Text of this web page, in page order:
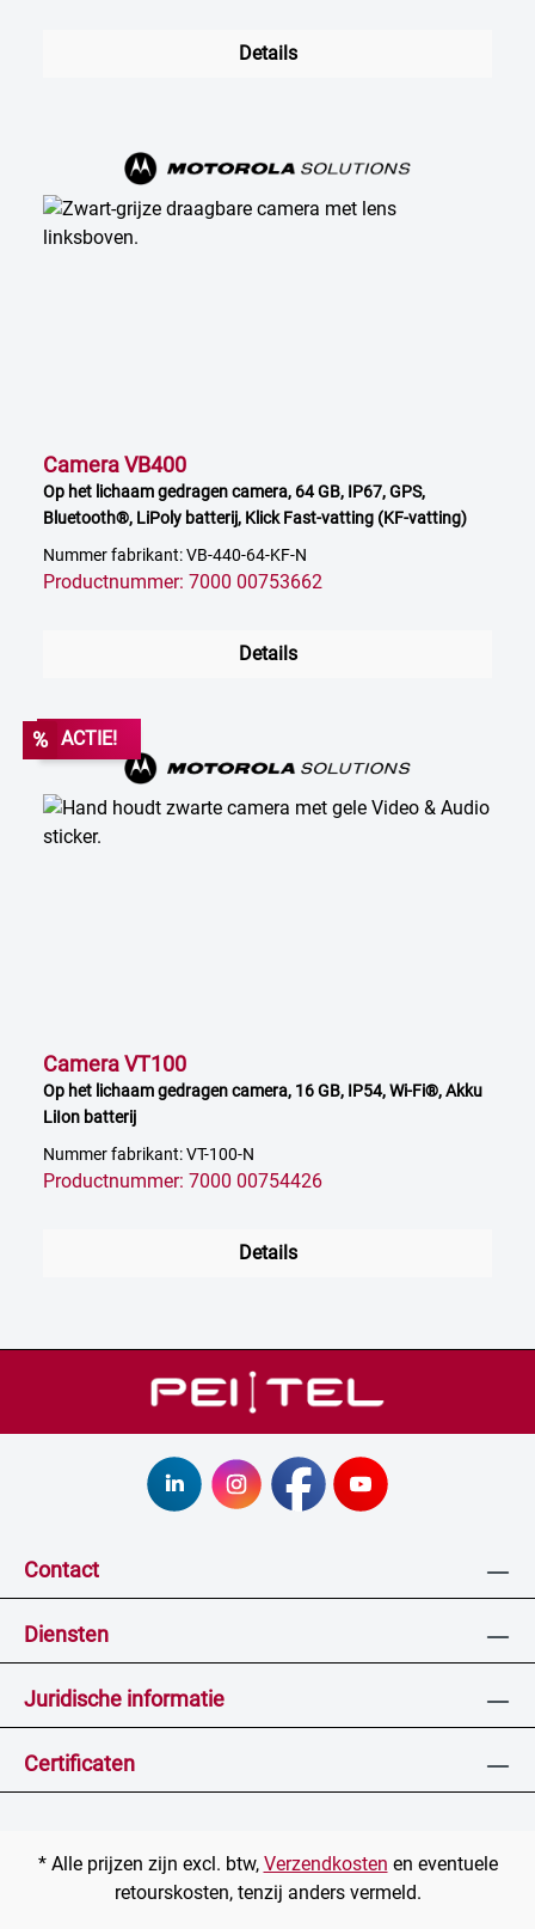
Details
Camera VB400
Op het lichaam gedragen camera, 64 GB, IP67, GPS,
Bluetooth®, LiPoly batterij, Klick Fast-vatting (KF-vatting)
Nummer fabrikant: VB-440-64-KF-N
Productnummer: 7000 00753662
Details
% ACTIE!
Camera VT100
Op het lichaam gedragen camera, 16 GB, IP54, Wi-Fi®, Akku
LiIon batterij
Nummer fabrikant: VT-100-N
Productnummer: 7000 00754426
Details
Contact
Diensten
Juridische informatie
Certificaten
* Alle prijzen zijn excl. btw, Verzendkosten en eventuele
retourskosten, tenzij anders vermeld.